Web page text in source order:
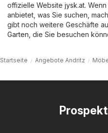
offizielle Website jysk.at.
anbietet, was Sie suchen,
gibt noch weitere Geschäfte
Garten , die Sie besuchen
Startseite Angebote Andritz